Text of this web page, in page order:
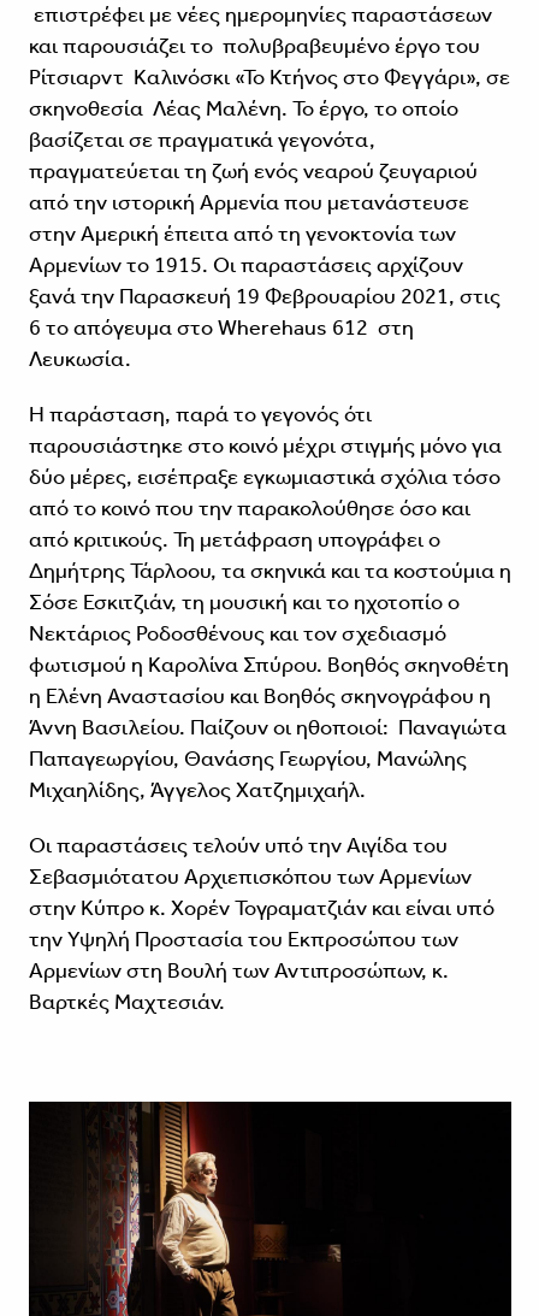
επιστρέφει με νέες ημερομηνίες παραστάσεων
και παρουσιάζει το πολυβραβευμένο έργο του
Ρίτσιαρντ Καλινόσκι «Το Κτήνος στο Φεγγάρι», σε
σκηνοθεσία Λέας Μαλένη. Το έργο, το οποίο
βασίζεται σε πραγματικά γεγονότα,
πραγματεύεται τη ζωή ενός νεαρού ζευγαριού
από την ιστορική Αρμενία που μετανάστευσε
στην Αμερική έπειτα από τη γενοκτονία των
Αρμενίων το 1915. Οι παραστάσεις αρχίζουν
ξανά την Παρασκευή 19 Φεβρουαρίου 2021, στις
6 το απόγευμα στο Wherehaus 612 στη
Λευκωσία.
Η παράσταση, παρά το γεγονός ότι
παρουσιάστηκε στο κοινό μέχρι στιγμής μόνο για
δύο μέρες, εισέπραξε εγκωμιαστικά σχόλια τόσο
από το κοινό που την παρακολούθησε όσο και
από κριτικούς. Τη μετάφραση υπογράφει ο
Δημήτρης Τάρλοου, τα σκηνικά και τα κοστούμια η
Σόσε Εσκιτζιάν, τη μουσική και το ηχοτοπίο ο
Νεκτάριος Ροδοσθένους και τον σχεδιασμό
φωτισμού η Καρολίνα Σπύρου. Βοηθός σκηνοθέτη
η Ελένη Αναστασίου και Βοηθός σκηνογράφου η
Άννη Βασιλείου. Παίζουν οι ηθοποιοί: Παναγιώτα
Παπαγεωργίου, Θανάσης Γεωργίου, Μανώλης
Μιχαηλίδης, Άγγελος Χατζημιχαήλ.
Οι παραστάσεις τελούν υπό την Αιγίδα του
Σεβασμιότατου Αρχιεπισκόπου των Αρμενίων
στην Κύπρο κ. Χορέν Τογραματζιάν και είναι υπό
την Υψηλή Προστασία του Εκπροσώπου των
Αρμενίων στη Βουλή των Αντιπροσώπων, κ.
Βαρτκές Μαχτεσιάν.